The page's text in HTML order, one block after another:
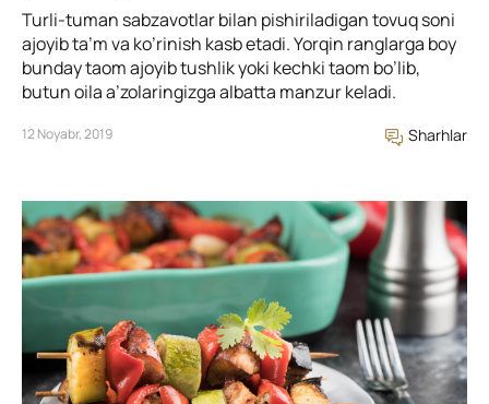
Turli-tuman sabzavotlar bilan pishiriladigan tovuq soni
ajoyib ta’m va ko’rinish kasb etadi. Yorqin ranglarga boy
bunday taom ajoyib tushlik yoki kechki taom bo’lib,
butun oila a’zolaringizga albatta manzur keladi.
12 Noyabr, 2019 Sharhlar